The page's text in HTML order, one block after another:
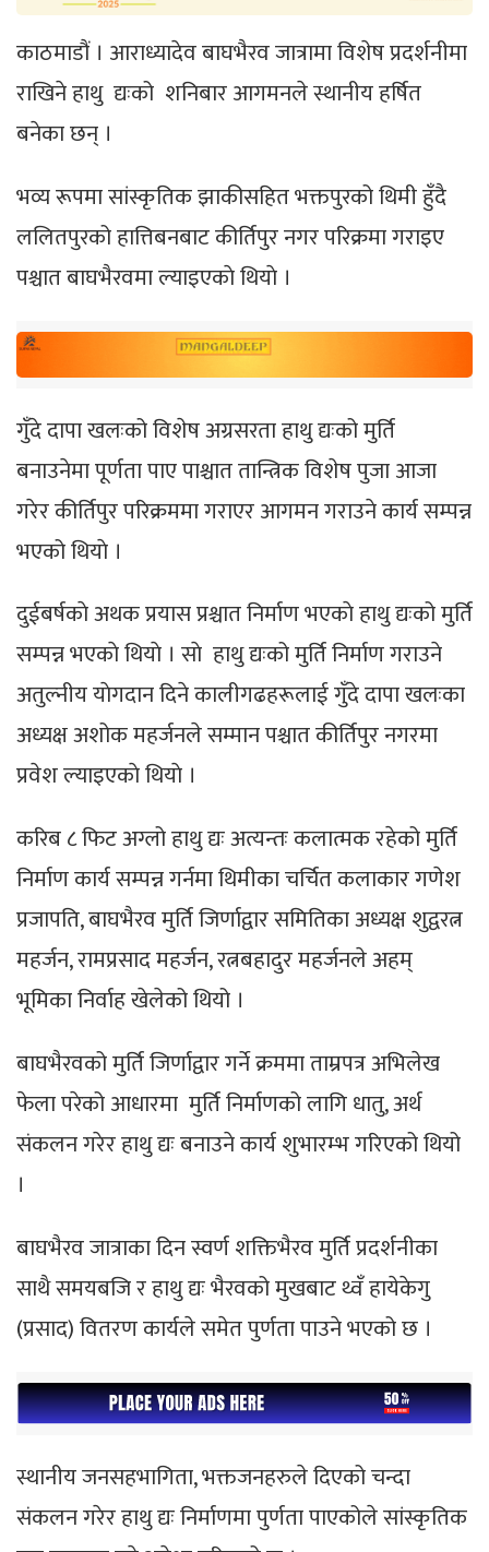
काठमाडौं । आराध्यादेव बाघभैरव जात्रामा विशेष प्रदर्शनीमा
राखिने हाथु द्यःको शनिबार आगमनले स्थानीय हर्षित
बनेका छन् ।
भव्य रूपमा सांस्कृतिक झाकीसहित भक्तपुरको थिमी हुँदै
ललितपुरको हात्तिबनबाट कीर्तिपुर नगर परिक्रमा गराइए
पश्चात बाघभैरवमा ल्याइएकाे थियाे ।
गुँदे दापा खलःको विशेष अग्रसरता हाथु द्यःको मुर्ति
बनाउनेमा पूर्णता पाए पाश्चात तान्त्रिक विशेष पुजा आजा
गरेर कीर्तिपुर परिक्रममा गराएर आगमन गराउने कार्य सम्पन्न
भएको थियाे ।
दुईबर्षकाे अथक प्रयास प्रश्चात निर्माण भएकाे हाथु द्यःको मुर्ति
सम्पन्न भएकाे थियाे । साे हाथु द्यःको मुर्ति निर्माण गराउने
अतुल्नीय याेगदान दिने कालीगढहरूलाई गुँदे दापा खलःका
अध्यक्ष अशोक महर्जनले सम्मान पश्चात कीर्तिपुर नगरमा
प्रवेश ल्याइएकाे थियाे ।
करिब ८ फिट अग्लो हाथु द्यः अत्यन्तः कलात्मक रहेको मुर्ति
निर्माण कार्य सम्पन्न गर्नमा थिमीका चर्चित कलाकार गणेश
प्रजापति, बाघभैरव मुर्ति जिर्णाद्वार समितिका अध्यक्ष शुद्वरत्न
महर्जन, रामप्रसाद महर्जन, रत्नबहादुर महर्जनले अहम्
भूमिका निर्वाह खेलेको थियो ।
बाघभैरवको मुर्ति जिर्णाद्वार गर्ने क्रममा ताम्रपत्र अभिलेख
फेला परेको आधारमा मुर्ति निर्माणको लागि धातु, अर्थ
संकलन गरेर हाथु द्यः बनाउने कार्य शुभारम्भ गरिएको थियो
।
बाघभैरव जात्राका दिन स्वर्ण शक्तिभैरव मुर्ति प्रदर्शनीका
साथै समयबजि र हाथु द्यः भैरवको मुखबाट थ्वँ हायेकेगु
(प्रसाद) वितरण कार्यले समेत पुर्णता पाउने भएको छ ।
स्थानीय जनसहभागिता, भक्तजनहरुले दिएको चन्दा
संकलन गरेर हाथु द्यः निर्माणमा पुर्णता पाएकोले सांस्कृतिक